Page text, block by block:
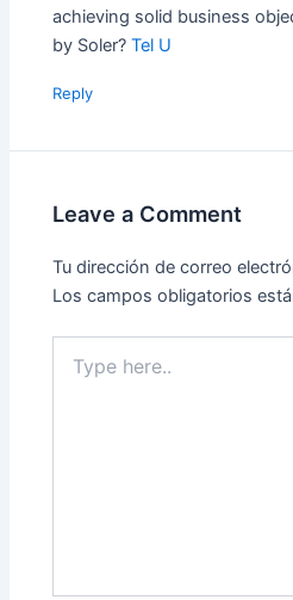
achieving solid business
by Soler?Tel U
Reply
Leave a Comment
Tu dirección de correo
Los campos obligatorios
here..